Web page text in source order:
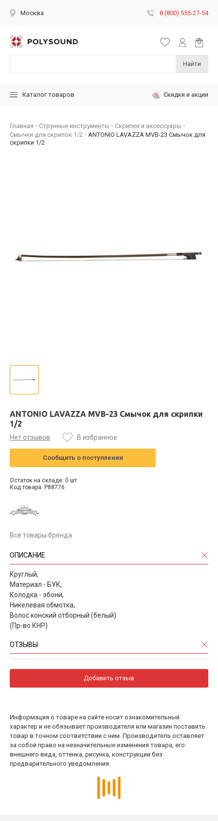
Москва 8 (800) 555-27-54
Найти
Каталог товаров Скидки и акции
Главная Струнные инструменты
Скрипки и аксессуары
Смычки для скрипок 1/2
ANTONIO LAVAZZA MVB-23 Смычок для
скрипки 1/2
ANTONIO LAVAZZA MVB-23 Смычок для скрипки
1/2
Нет отзывов В избранное
Сообщить о поступлении
Остаток на складе: 0 шт.
Код товара: P88776
Все товары бренда
ОПИСАНИЕ
Круглый,
Материал - БУК,
Колодка - эбони,
Никелевая обмотка,
Волос конский отборный (белый)
(Пр-во КНР)
ОТЗЫВЫ
Добавить отзыв
Информация о товаре на сайте носит ознакомительный
характер и не обязывает производителя или магазин поставить
товар в точном соответствии с ним. Производитель оставляет
за собой право на незначительные изменения товара, его
внешнего вида, оттенка, рисунка, конструкции без
предварительного уведомления.